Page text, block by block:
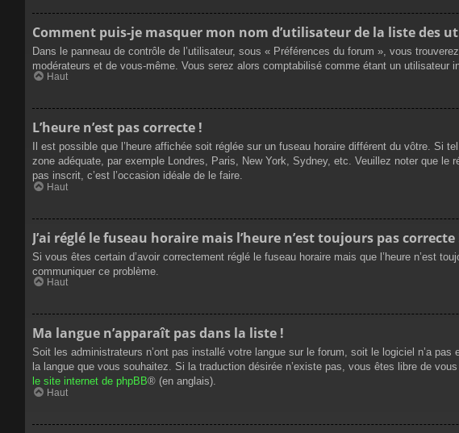
Comment puis-je masquer mon nom d’utilisateur de la liste des
Dans le panneau de contrôle de l’utilisateur, sous « Préférences du forum », vous
modérateurs et de vous-même. Vous serez alors comptabilisé comme étant un utilisateur
Haut
L’heure n’est pas correcte !
Il est possible que l’heure affichée soit réglée sur un fuseau horaire différent du vôtre.
zone adéquate, par exemple Londres, Paris, New York, Sydney, etc. Veuillez noter que
pas inscrit, c’est l’occasion idéale de le faire.
Haut
J’ai réglé le fuseau horaire mais l’heure n’est toujours pas correcte
Si vous êtes certain d’avoir correctement réglé le fuseau horaire mais que l’heure n’est
communiquer ce problème.
Haut
Ma langue n’apparaît pas dans la liste !
Soit les administrateurs n’ont pas installé votre langue sur le forum, soit le logiciel n’a
la langue que vous souhaitez. Si la traduction désirée n’existe pas, vous êtes libre de
le site internet de phpBB® (en anglais).
Haut